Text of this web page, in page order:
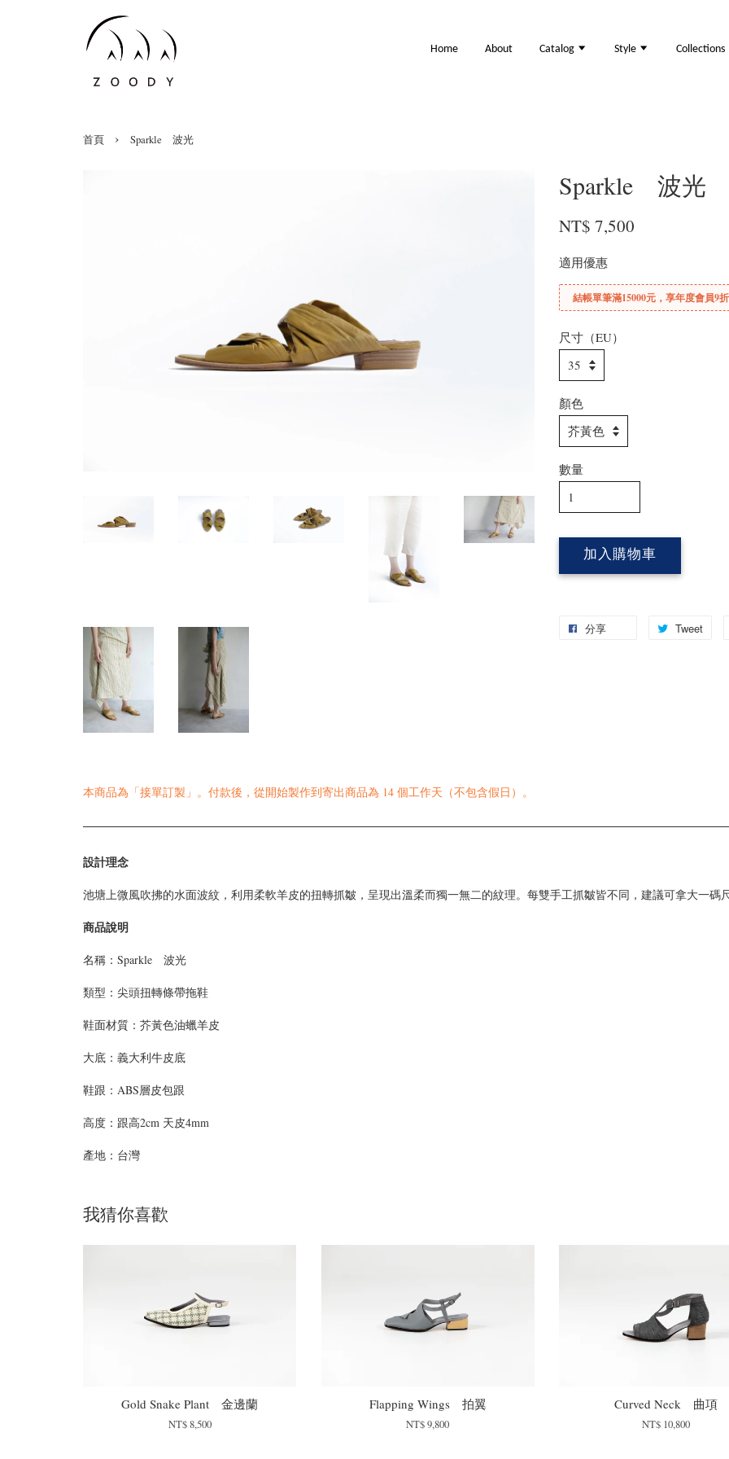
Home About Catalog Style Collections
首頁 › Sparkle 波光
Sparkle 波光
NT$ 7,500
適用優惠
結帳單筆滿15000元，享年度會員9
尺寸（EU）
顏色
數量
加入購物車
分享 Tweet
本商品為「接單訂製」。付款後，從開始製作到寄出商品為 14 個工作天（不包含假日）。
設計理念
池塘上微風吹拂的水面波紋，利用柔軟羊皮的扭轉抓皺，呈現出溫柔而獨一無二的紋理。每雙手工抓皺皆不同，建議可拿大一碼
商品說明
名稱：Sparkle 波光
類型： 尖頭扭轉條帶拖鞋
鞋面材質： 芥黃色油蠟羊皮
大底：義大利牛皮底
鞋跟：ABS層皮包跟
高度： 跟高2cm 天皮4mm
產地：台灣
我猜你喜歡
Gold Snake Plant 金邊蘭
NT$ 8,500
Flapping Wings 拍翼
NT$ 9,800
Curved Neck 曲項
NT$ 10,800